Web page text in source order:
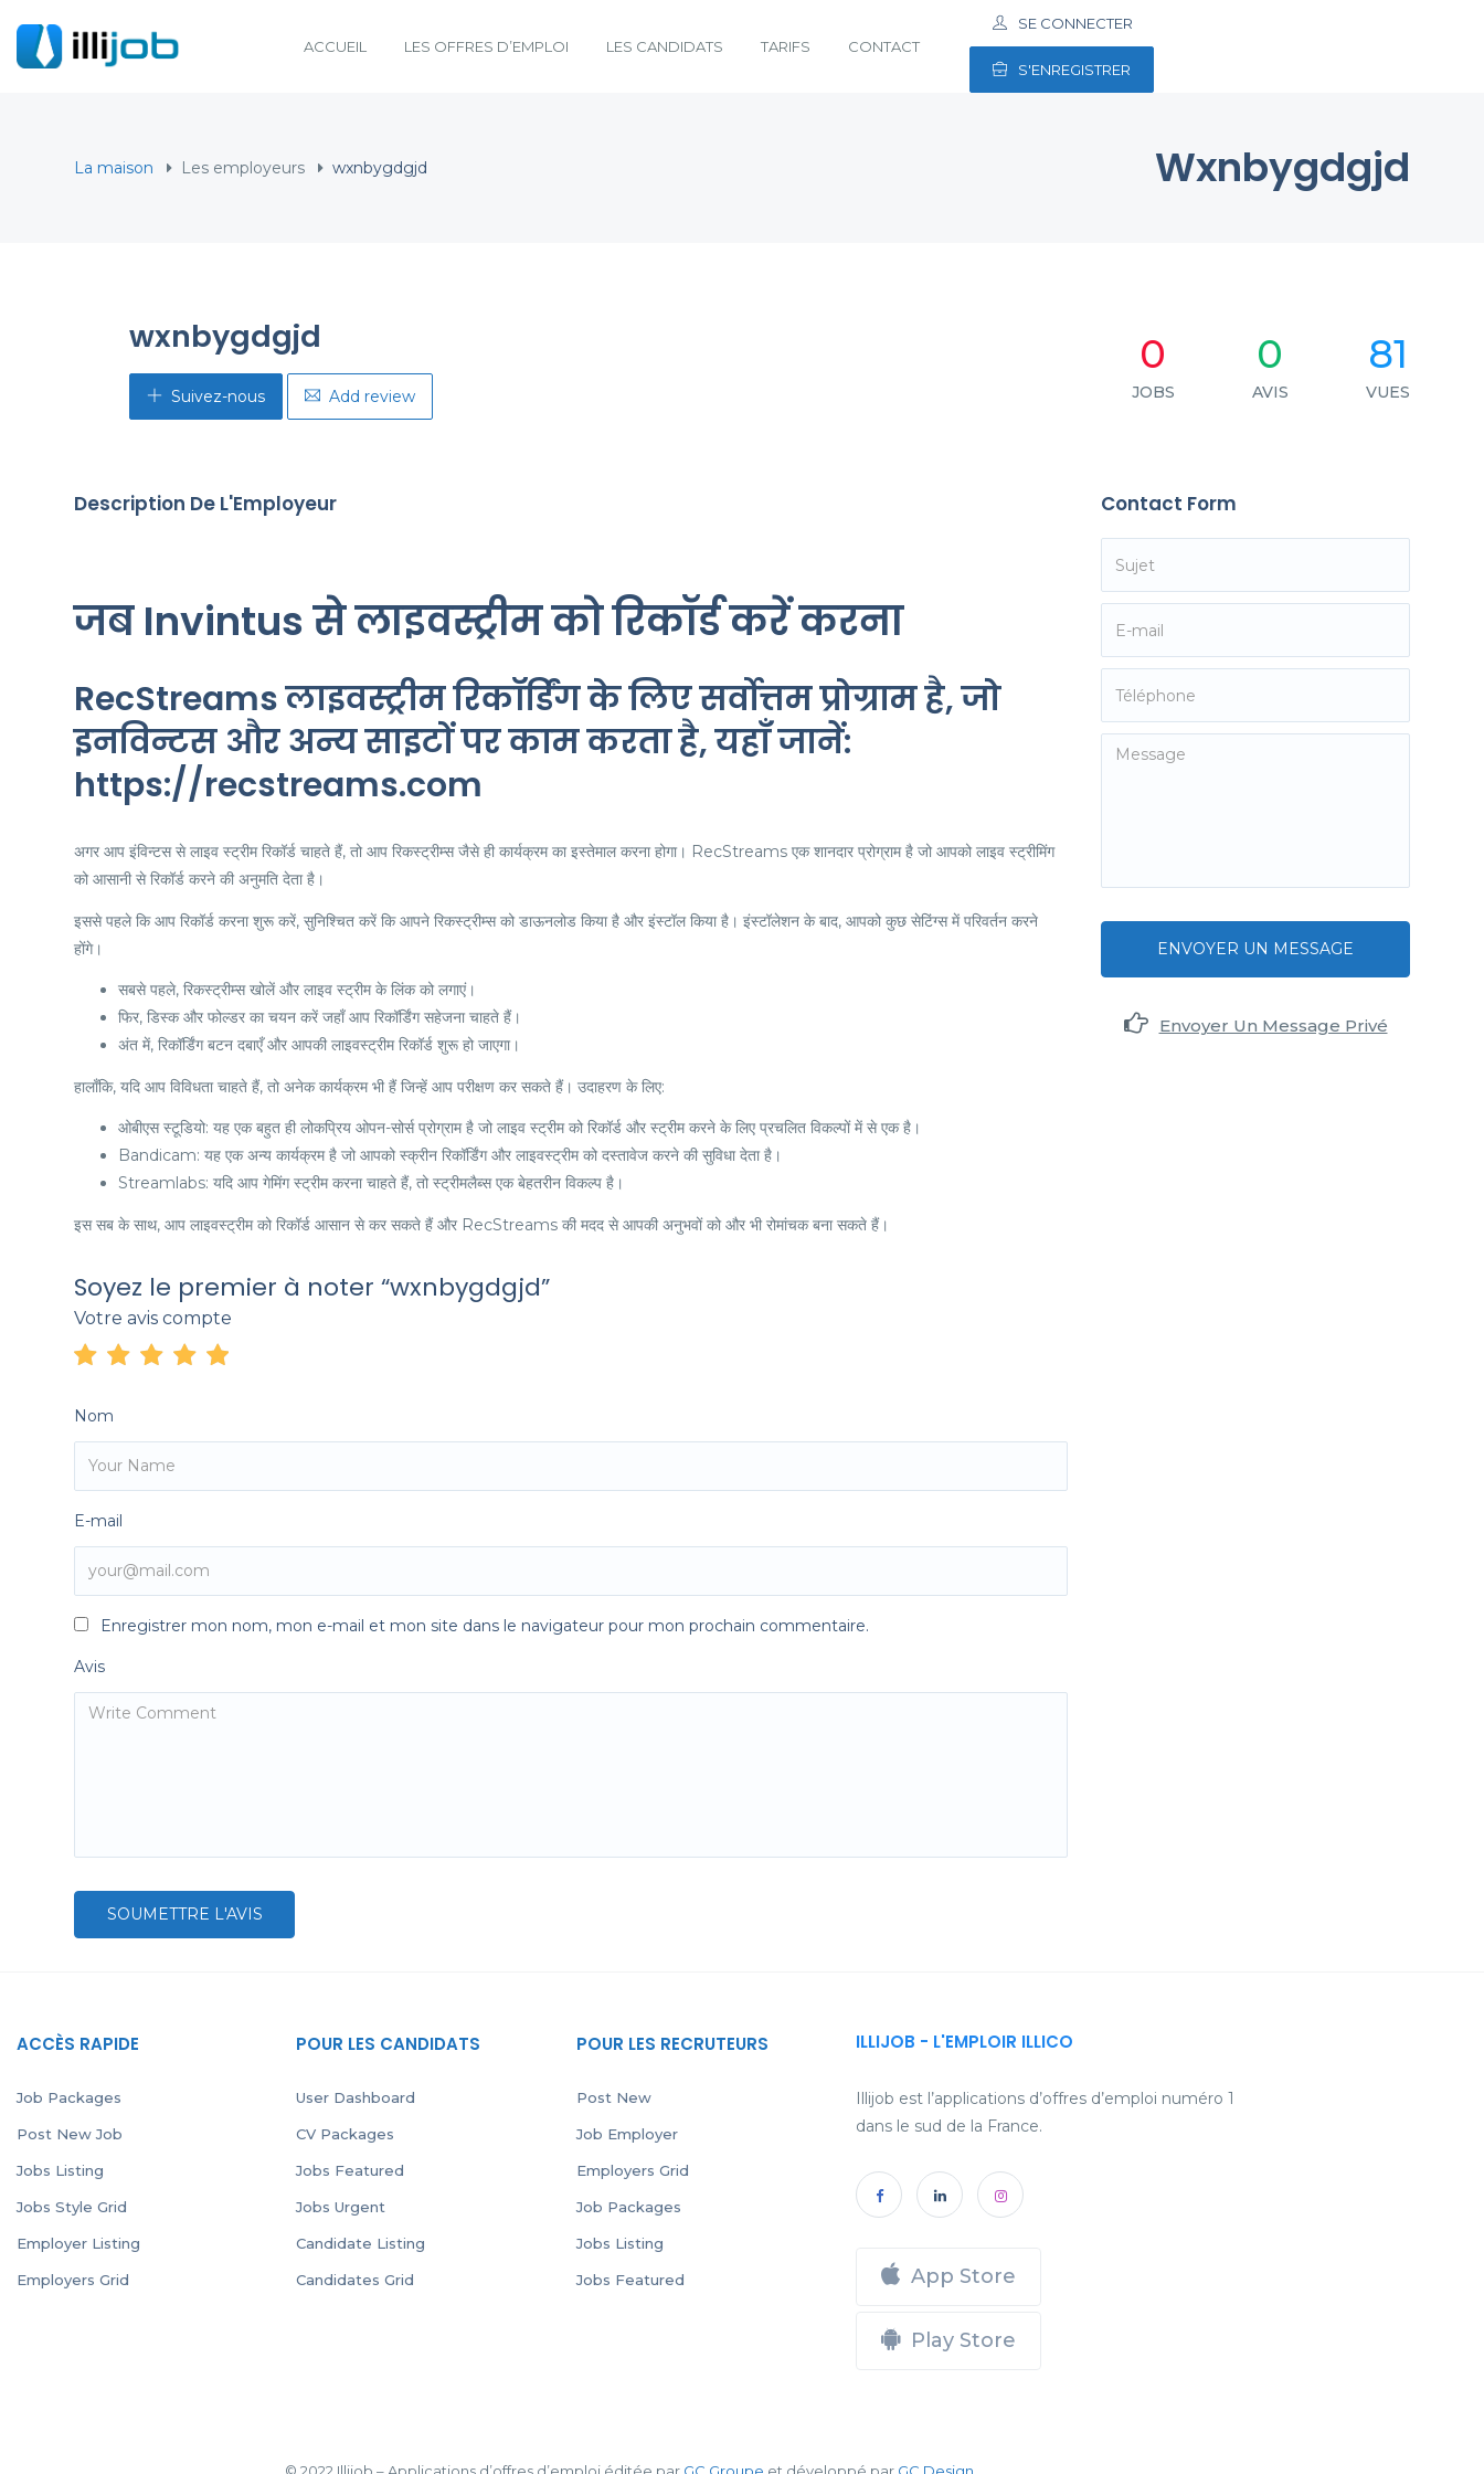
ACCUEIL LES OFFRES D’EMPLOI LES CANDIDATS TARIFS CONTACT
SE CONNECTER
S'ENREGISTRER
La maison Les employeurs wxnbygdgjd Wxnbygdgjd
wxnbygdgjd
Suivez-nous Add review
0
JOBS
0
AVIS
81
VUES
Description De L'Employeur
जब Invintus से लाइवस्ट्रीम को रिकॉर्ड करें करना
RecStreams लाइवस्ट्रीम रिकॉर्डिंग के लिए सर्वोत्तम प्रोग्राम है, जो
इनविन्टस और अन्य साइटों पर काम करता है, यहाँ जानें:
https://recstreams.com
अगर आप इंविन्टस से लाइव स्ट्रीम रिकॉर्ड चाहते हैं, तो आप रिकस्ट्रीम्स जैसे ही कार्यक्रम का इस्तेमाल करना होगा। RecStreams एक शानदार प्रोग्राम है जो आपको लाइव स्ट्रीमिंग
को आसानी से रिकॉर्ड करने की अनुमति देता है।
इससे पहले कि आप रिकॉर्ड करना शुरू करें, सुनिश्चित करें कि आपने रिकस्ट्रीम्स को डाऊनलोड किया है और इंस्टॉल किया है। इंस्टॉलेशन के बाद, आपको कुछ सेटिंग्स में परिवर्तन करने
होंगे।
सबसे पहले, रिकस्ट्रीम्स खोलें और लाइव स्ट्रीम के लिंक को लगाएं।
फिर, डिस्क और फोल्डर का चयन करें जहाँ आप रिकॉर्डिंग सहेजना चाहते हैं।
अंत में, रिकॉर्डिंग बटन दबाएँ और आपकी लाइवस्ट्रीम रिकॉर्ड शुरू हो जाएगा।
हालाँकि, यदि आप विविधता चाहते हैं, तो अनेक कार्यक्रम भी हैं जिन्हें आप परीक्षण कर सकते हैं। उदाहरण के लिए:
ओबीएस स्टूडियो: यह एक बहुत ही लोकप्रिय ओपन-सोर्स प्रोग्राम है जो लाइव स्ट्रीम को रिकॉर्ड और स्ट्रीम करने के लिए प्रचलित विकल्पों में से एक है।
Bandicam: यह एक अन्य कार्यक्रम है जो आपको स्क्रीन रिकॉर्डिंग और लाइवस्ट्रीम को दस्तावेज करने की सुविधा देता है।
Streamlabs: यदि आप गेमिंग स्ट्रीम करना चाहते हैं, तो स्ट्रीमलैब्स एक बेहतरीन विकल्प है।
इस सब के साथ, आप लाइवस्ट्रीम को रिकॉर्ड आसान से कर सकते हैं और RecStreams की मदद से आपकी अनुभवों को और भी रोमांचक बना सकते हैं।
Soyez le premier à noter “wxnbygdgjd”
Votre avis compte
Nom
E-mail
Enregistrer mon nom, mon e-mail et mon site dans le navigateur pour mon prochain commentaire.
Avis
Contact Form
ENVOYER UN MESSAGE
Envoyer Un Message Privé
ACCÈS RAPIDE
Job Packages
Post New Job
Jobs Listing
Jobs Style Grid
Employer Listing
Employers Grid
POUR LES CANDIDATS
User Dashboard
CV Packages
Jobs Featured
Jobs Urgent
Candidate Listing
Candidates Grid
POUR LES RECRUTEURS
Post New
Job Employer
Employers Grid
Job Packages
Jobs Listing
Jobs Featured
ILLIJOB - L'EMPLOIR ILLICO
Illijob est l’applications d’offres d’emploi numéro 1
dans le sud de la France.
App Store
Play Store